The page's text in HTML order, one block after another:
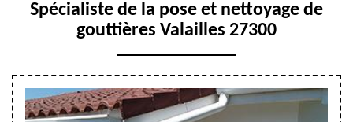
Spécialiste de la pose et nettoyage de
gouttières Valailles 27300